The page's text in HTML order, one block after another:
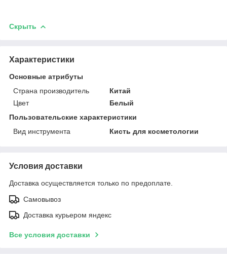
Скрыть
Характеристики
Основные атрибуты
Страна производитель
Китай
Цвет
Белый
Пользовательские характеристики
Вид инструмента
Кисть для косметологии
Условия доставки
Доставка осуществляется только по предоплате.
Самовывоз
Доставка курьером яндекс
Все условия доставки